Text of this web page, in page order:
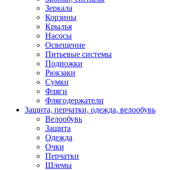
Зеркала
Корзины
Крылья
Насосы
Освещение
Питьевые системы
Подножки
Рюкзаки
Сумки
Фляги
Флягодержатели
Защита, перчатки, одежда, велообувь
Велообувь
Защита
Одежда
Очки
Перчатки
Шлемы